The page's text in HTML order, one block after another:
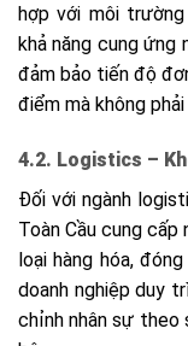
hợp với môi trường
khả năng cung ứng
đảm bảo tiến độ
điểm mà không
4.2. Logistics –
Đối với ngành
Toàn Cầu cung
loại hàng hóa,
doanh nghiệp duy
chỉnh nhân sự theo